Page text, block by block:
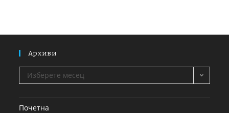
Архиви
Изберете месец
Почетна